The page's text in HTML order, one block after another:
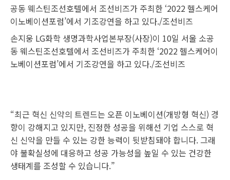
손지웅 LG화학 생명과학사업본부장(사장)이 10일 서울 소공
동 웨스틴조선호텔에서 조선비즈가 주최한 ‘2022 헬스케어이
노베이션포럼’에서 기조강연을 하고 있다./조선비즈
“최근 혁신 신약의 트렌드는 오픈 이노베이션(개방형 혁신) 경
향이 강해지고 있지만, 진정한 성공을 위해선 기업 스스로 혁
신 신약을 만들 수 있는 강한 능력이 뒷받침돼야 합니다. 그래
야 불확실성에 대응하고 성공 가능성을 높일 수 있는 건강한
생태계를 조성할 수 있습니다.”